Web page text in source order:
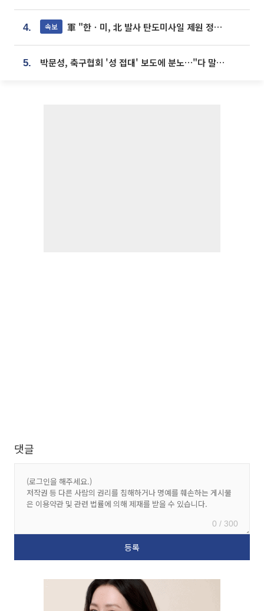
4. 속보 軍 "한ㆍ미, 北 발사 탄도미사일 제원 정밀분석 중"
5. 박문성, 축구협회 '성 접대' 보도에 분노…"다 말아먹으려고 작정했나"
댓글
0 / 300